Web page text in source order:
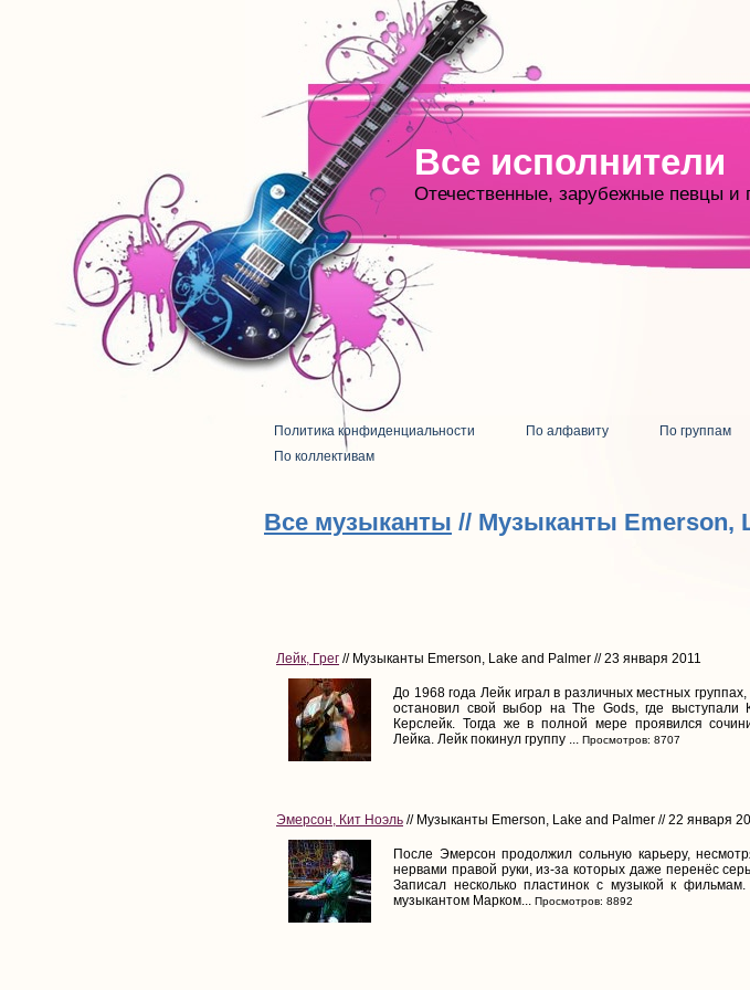
Все исполнители
Отечественные, зарубежные певцы и
Политика конфиденциальности По алфавиту По группам
По коллективам
Все музыканты // Музыканты Emerson,
Лейк, Грег // Музыканты Emerson, Lake and Palmer // 23 января 2011
До 1968 года Лейк играл в различных местных
остановил свой выбор на The Gods, где
Керслейк. Тогда же в полной мере проявился
Лейка. Лейк покинул группу ... Просмотров: 8707
Эмерсон, Кит Ноэль // Музыканты Emerson, Lake and Palmer // 22 января
После Эмерсон продолжил сольную карьеру,
нервами правой руки, из-за которых даже перенёс
Записал несколько пластинок с музыкой к
музыкантом Марком... Просмотров: 8892